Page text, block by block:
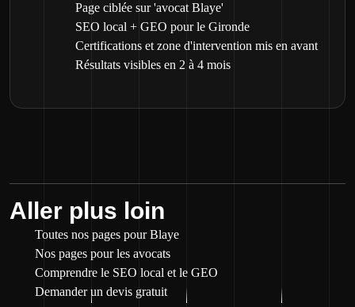
Page ciblée sur 'avocat Blaye'
SEO local + GEO pour le Gironde
Certifications et zone d'intervention mis en avant
Résultats visibles en 2 à 4 mois
Aller plus loin
Toutes nos pages pour Blaye
Nos pages pour les avocats
Comprendre le SEO local et le GEO
Demander un devis gratuit